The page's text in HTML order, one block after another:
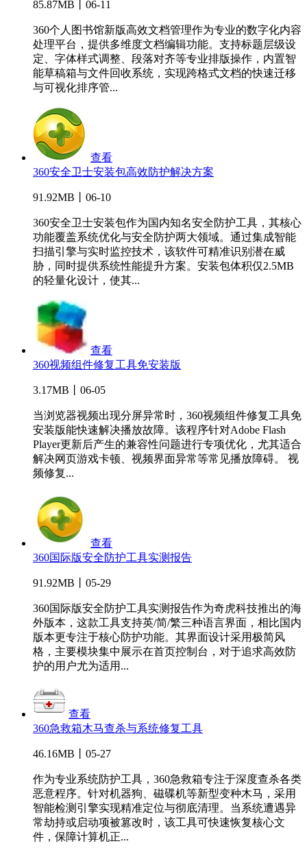
85.87MB丨06-11
360个人图书馆新版高效文档管理作为专业的数字化内容
处理平台，提供多维度文档编辑功能。支持标题层级设
定、字体样式调整、段落对齐等专业排版操作，内置智
能草稿箱与文件回收系统，实现跨格式文档的快速迁移
与可视化排序管...
查看
360安全卫士安装包高效防护解决方案
91.92MB丨06-10
360安全卫士安装包作为国内知名安全防护工具，其核心
功能覆盖系统优化与安全防护两大领域。通过集成智能
扫描引擎与实时监控技术，该软件可精准识别潜在威
胁，同时提供系统性能提升方案。安装包体积仅2.5MB
的轻量化设计，使其...
查看
360视频组件修复工具免安装版
3.17MB丨06-05
当浏览器视频出现分屏异常时，360视频组件修复工具免
安装版能快速解决播放故障。该程序针对Adobe Flash
Player更新后产生的兼容性问题进行专项优化，尤其适合
解决网页游戏卡顿、视频界面异常等常见播放障碍。 视
频修复...
查看
360国际版安全防护工具实测报告
91.92MB丨05-29
360国际版安全防护工具实测报告作为奇虎科技推出的海
外版本，这款工具支持英/简/繁三种语言界面，相比国内
版本更专注于核心防护功能。其界面设计采用极简风
格，主要模块集中展示在首页控制台，对于追求高效防
护的用户尤为适用...
查看
360急救箱木马查杀与系统修复工具
46.16MB丨05-27
作为专业系统防护工具，360急救箱专注于深度查杀各类
恶意程序。针对机器狗、磁碟机等新型变种木马，采用
智能检测引擎实现精准定位与彻底清理。当系统遭遇异
常劫持或启动项被篡改时，该工具可快速恢复核心文
件，保障计算机正...